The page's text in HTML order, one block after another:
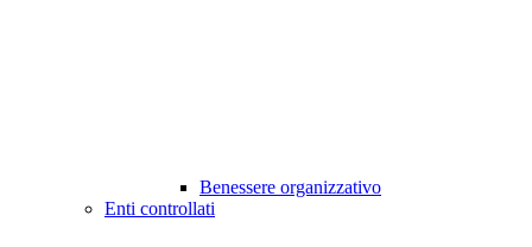
Benessere organizzativo
Enti controllati